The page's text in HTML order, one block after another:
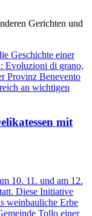
Gerichten und
mit